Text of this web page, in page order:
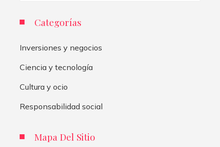
Categorías
Inversiones y negocios
Ciencia y tecnología
Cultura y ocio
Responsabilidad social
Mapa Del Sitio